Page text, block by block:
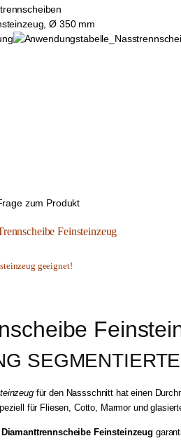
zum Produkt
Feinsteinzeug
geeignet!
für den Nassschnitt hat einen
für Fliesen, Cotto, Marmor und
Diamanttrennscheibe Feinsteinzeug